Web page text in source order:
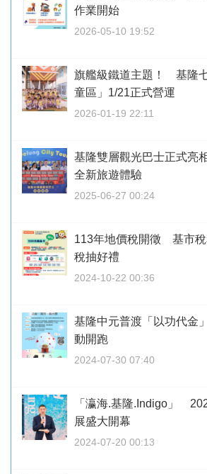
作業開始
2026-05-10 19:52
旗艦級鐵道主題！ 基隆
童區」1/21正式營運
2026-01-19 22:11
基隆雙層觀光巴士正式
全新旅遊體驗
2025-06-27 00:24
113年地價稅開徵 基市稅
稅抽好禮
2024-10-22 00:36
基隆中元普渡「以功代
動開跑
2024-07-30 07:40
「瀛海.基隆.Indigo」
展盛大開幕
2024-07-20 00:13